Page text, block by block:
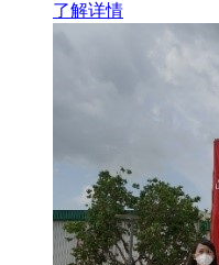
了解详情